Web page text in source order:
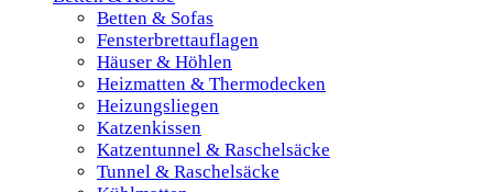
Betten & Sofas
Fensterbrettauflagen
Häuser & Höhlen
Heizmatten & Thermodecken
Heizungsliegen
Katzenkissen
Katzentunnel & Raschelsäcke
Tunnel & Raschelsäcke